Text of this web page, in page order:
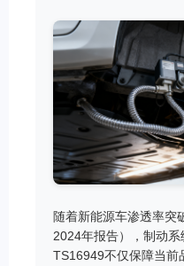
随着新能源车渗透率突
2024年报告），制动系
TS16949不仅保障当前